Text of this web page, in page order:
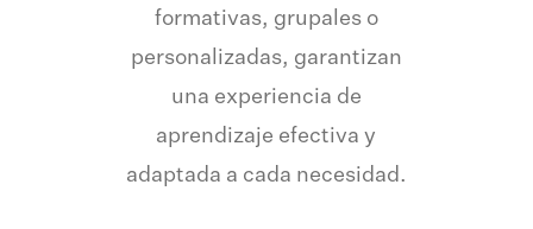
formativas, grupales o
personalizadas, garantizan
una experiencia de
aprendizaje efectiva y
adaptada a cada necesidad.